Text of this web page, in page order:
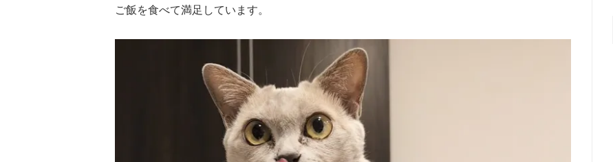
ご飯を食べて満足しています。